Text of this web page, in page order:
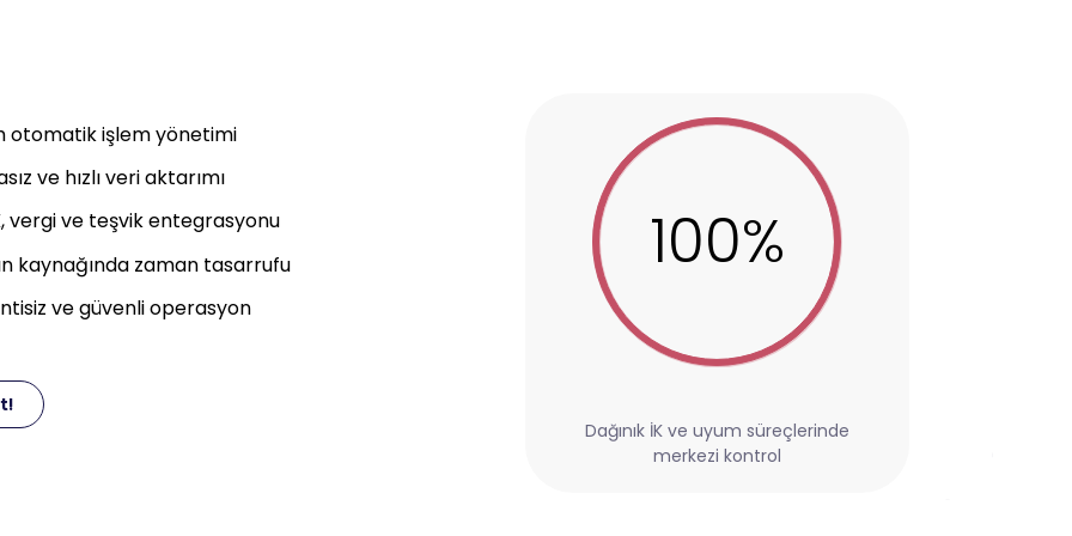
Dağınık İK ve uyum süreçlerinde merkezi kontrol
ve verimlilik raporları
destek göstergeleri
içgörü üretimi
raporlama ve görselleştirme
41%
süreçlerini hızlandırır